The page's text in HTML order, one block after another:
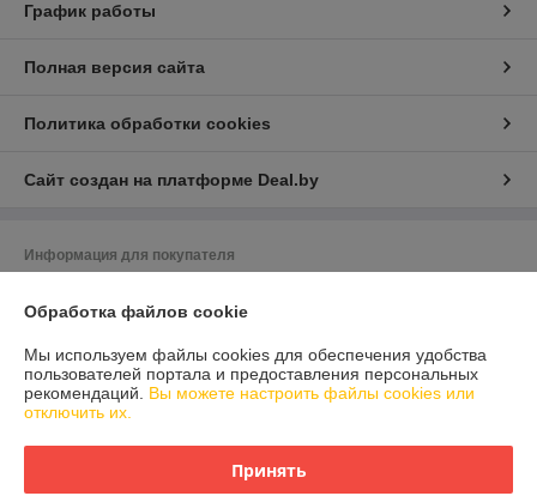
График работы
Полная версия сайта
Политика обработки cookies
Сайт создан на платформе Deal.by
Информация для покупателя
предприниматель Гранюк Вячеслав Олегович
Регистрационный номер ЕГР: 191802688
УНП: 191802688
Регистрационный орган: Ленинский исполком г.Минска
Дата регистрации компании: 29.06.2012
Обработка файлов cookie
Мы используем файлы cookies для обеспечения удобства
пользователей портала и предоставления персональных
рекомендаций. Вы можете настроить файлы cookies или
отключить их.
Принять